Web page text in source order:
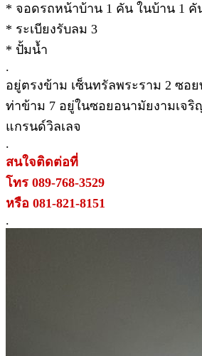
* จอดรถหน้าบ้าน 1 คัน ในบ้าน 1 คั
* ระเบียงรับลม 3
* ปั้มน้ำ
.
อยู่ตรงข้าม เซ็นทรัลพระราม 2 ซอ
ท่าข้าม 7 อยู่ในซอยอนามัยงามเจ
แกรนด์วิลเลจ
.
สนใจติดต่อที่
โทร 089-768-3529
หรือ 081-821-8151
.